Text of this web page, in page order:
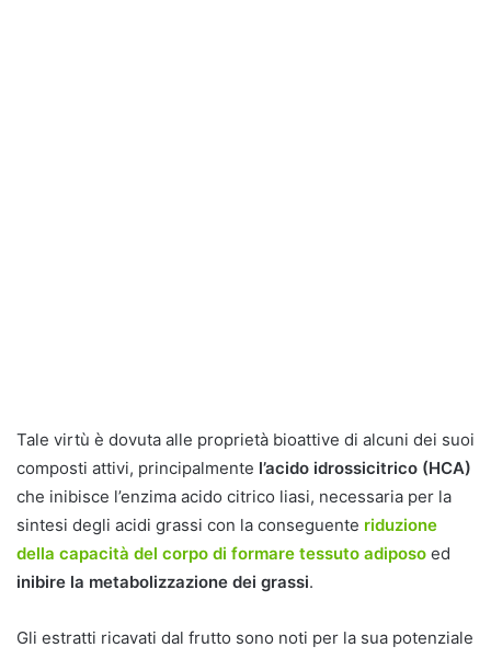
Tale virtù è dovuta alle proprietà bioattive di alcuni dei suoi
composti attivi, principalmente l’acido idrossicitrico (HCA)
che inibisce l’enzima acido citrico liasi, necessaria per la
sintesi degli acidi grassi con la conseguente riduzione
della capacità del corpo di formare tessuto adiposo ed
inibire la metabolizzazione dei grassi.
Gli estratti ricavati dal frutto sono noti per la sua potenziale